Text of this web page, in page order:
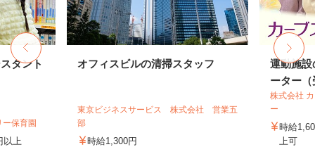
タント
保育園
以上
オフィスビルの清掃スタッフ
東京ビジネスサービス 株式会社 営業五
部
時給1,300円
運動施設
ーター
株式会社
ー
時給
上可